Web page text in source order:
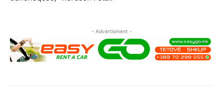
- Advertisment -